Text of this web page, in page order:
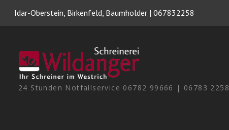
ZuIdar-Oberstein, Birkenfeld, Baumholder | 067832258
24 Stunden Notfallservice 06782 99666 | 06783 2258